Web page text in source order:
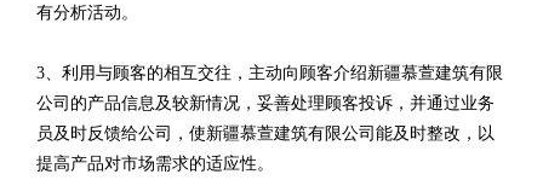
有分析活动。
3、利用与顾客的相互交往，主动向顾客介绍新疆慕萱建筑有限
公司的产品信息及较新情况，妥善处理顾客投诉，并通过业务
员及时反馈给公司，使新疆慕萱建筑有限公司能及时整改，以
提高产品对市场需求的适应性。